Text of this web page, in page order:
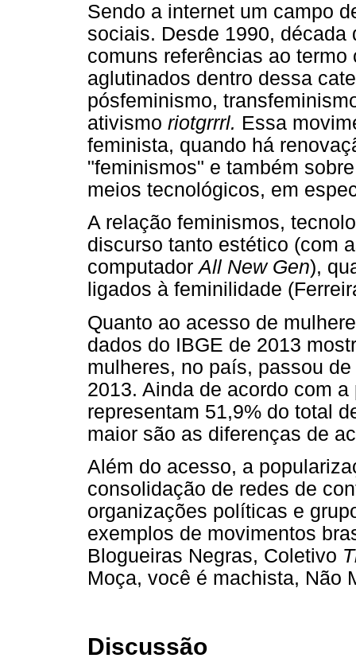
Sendo a internet um campo
sociais. Desde 1990,
comuns referências ao
aglutinados dentro dessa
pósfeminismo,
ativismo riotgrrrl. Essa
feminista, quando há
"feminismos" e também
meios tecnológicos, em
A relação feminismos,
discurso tanto estético (com
computadorAll New Gen),
ligados à feminilidade
Quanto ao acesso de
dados do IBGE de 2013
mulheres, no país, passou
2013. Ainda de acordo com
representam 51,9% do total
maior são as diferenças de
Além do acesso, a
consolidação de redes de
organizações políticas e
exemplos de movimentos
Blogueiras Negras, Coletivo
Moça, você é machista, Não
Discussão